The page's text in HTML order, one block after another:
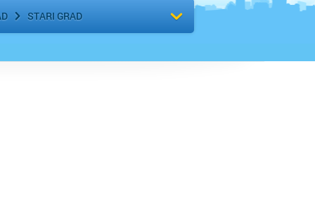
STARI GRADIzaberite komšiluk